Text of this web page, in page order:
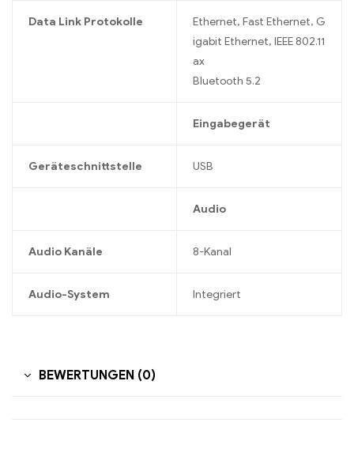
Data Link Protokolle
Ethernet, Fast Ethernet, G
igabit Ethernet, IEEE 802.11
ax
Bluetooth 5.2
Eingabegerät
Geräteschnittstelle USB
Audio
Audio Kanäle 8-Kanal
Audio-System Integriert
BEWERTUNGEN (0)